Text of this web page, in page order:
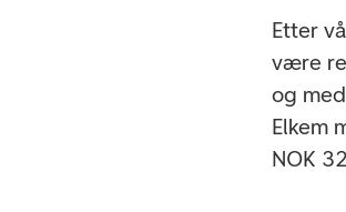
Etter
være
og
Elkem
NOK